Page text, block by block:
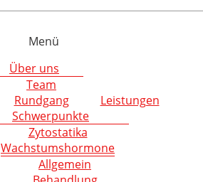
Menü
Über uns
Team
Rundgang
Leistungen
Schwerpunkte
Zytostatika
Wachstumshormone
Allgemein